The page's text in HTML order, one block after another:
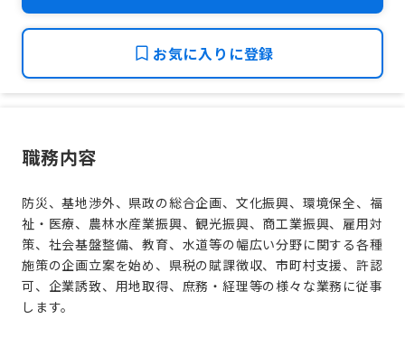
お気に入りに登録
職務内容
防災、基地渉外、県政の総合企画、文化振興、環境保全、福
祉・医療、農林水産業振興、観光振興、商工業振興、雇用対
策、社会基盤整備、教育、水道等の幅広い分野に関する各種
施策の企画立案を始め、県税の賦課徴収、市町村支援、許認
可、企業誘致、用地取得、庶務・経理等の様々な業務に従事
します。